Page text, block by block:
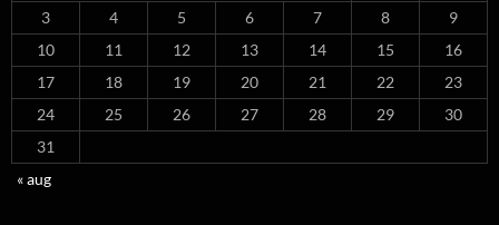
3
4 5 6 7 8
9
10
11 12 13 14 15
16
17
18 19 20 21 22
23
24
25 26 27 28 29
30
31
« aug